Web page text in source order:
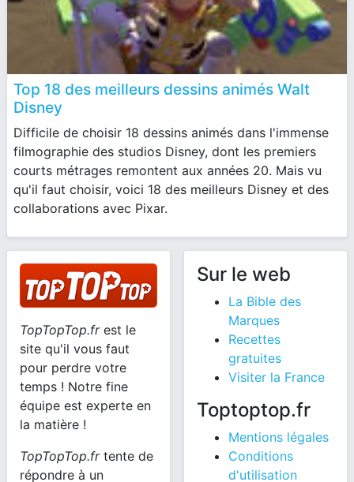
Top 18 des meilleurs dessins animés Walt
Disney
Difficile de choisir 18 dessins animés dans l'immense
filmographie des studios Disney, dont les premiers
courts métrages remontent aux années 20. Mais vu
qu'il faut choisir, voici 18 des meilleurs Disney et des
collaborations avec Pixar.
TopTopTop.frest le
site qu'il vous faut
pour perdre votre
temps ! Notre fine
équipe est experte en
la matière !
TopTopTop.frtente de
répondre à un
Sur le web
La Bible des
Marques
Recettes
gratuites
Visiter la France
Toptoptop.fr
Mentions légales
Conditions
d'utilisation